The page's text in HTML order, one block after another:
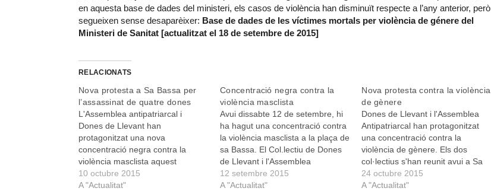
en aquesta base de dades del ministeri, els casos de violència han disminuït respecte a l’any anterior, però
segueixen sense desaparèixer: Base de dades de les víctimes mortals per violència de génere del
Ministeri de Sanitat [actualitzat el 18 de setembre de 2015]
RELACIONATS
Nova protesta a Sa Bassa per
l’assassinat de quatre dones
L'Assemblea antipatriarcal i
Dones de Llevant han
protagonitzat una nova
concentració negra contra la
violència masclista aquest
dissabte. Els col·lectius s'han
reunit a les 12 hores a Sa Bassa
10 octubre 2015
A "Actualitat"
Concentració negra contra la
violència masclista
Avui dissabte 12 de setembre, hi
ha hagut una concentració contra
la violència masclista a la plaça de
sa Bassa. El Col.lectiu de Dones
de Llevant i l'Assemblea
antipatriarcal de Manacor han
promogut aquesta iniciativa arran
12 setembre 2015
A "Actualitat"
Nova protesta contra la violència
de gènere
Dones de Llevant i l'Assemblea
Antipatriarcal han protagonitzat
una concentració contra la
violència de gènere. Els dos
col·lectius s'han reunit avui a Sa
Bassa per mostrar el seu rebuig
per l'assassinat d'una dona en
24 octubre 2015
A "Actualitat"